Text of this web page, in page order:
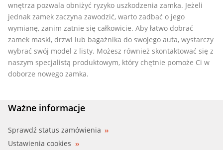
wnętrza pozwala obniżyć ryzyko uszkodzenia zamka. Jeżeli
jednak zamek zaczyna zawodzić, warto zadbać o jego
wymianę, zanim zatnie się całkowicie. Aby łatwo dobrać
zamek maski, drzwi lub bagażnika do swojego auta, wystarczy
wybrać swój model z listy. Możesz również skontaktować się z
naszym specjalistą produktowym, który chętnie pomoże Ci w
doborze nowego zamka.
Ważne informacje
Sprawdź status zamówienia
Ustawienia cookies